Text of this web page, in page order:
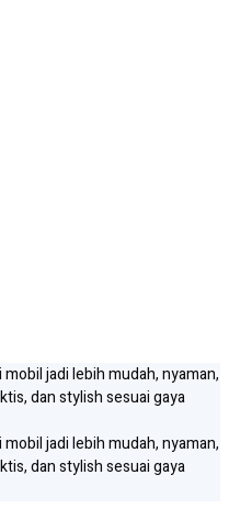
mobil jadi lebih mudah, nyaman,
dan stylish sesuai gaya
mobil jadi lebih mudah, nyaman,
dan stylish sesuai gaya